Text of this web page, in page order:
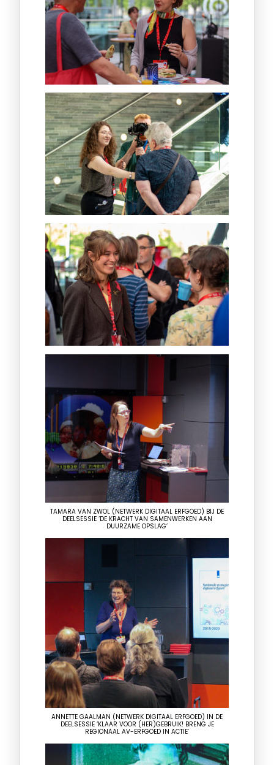
TAMARA VAN ZWOL (NETWERK DIGITAAL ERFGOED) BIJ DE
DEELSESSIE ‘DE KRACHT VAN SAMENWERKEN AAN
DUURZAME OPSLAG’
ANNETTE GAALMAN (NETWERK DIGITAAL ERFGOED) IN DE
DEELSESSIE ‘KLAAR VOOR (HER)GEBRUIK! BRENG JE
REGIONAAL AV-ERFGOED IN ACTIE’